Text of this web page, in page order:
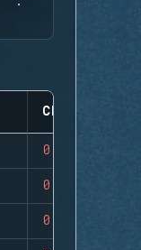
CLUTCHES
0
0
0